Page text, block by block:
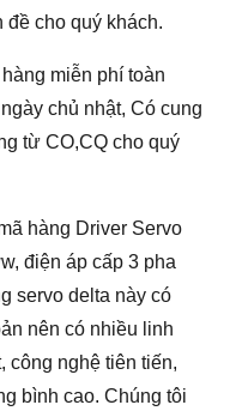
cho quý khách.
miễn phí toàn
chủ nhật, Có cung
từ CO,CQ cho quý
hàng Driver Servo
điện áp cấp 3 pha
servo delta này có
nên có nhiều linh
công nghệ tiên tiến,
bình cao. Chúng tôi